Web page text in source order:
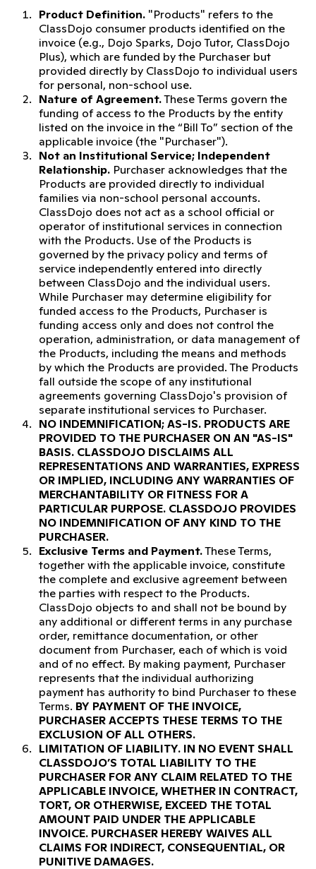
Product Definition. "Products" refers to the
ClassDojo consumer products identified on the
invoice (e.g., Dojo Sparks, Dojo Tutor, ClassDojo
Plus), which are funded by the Purchaser but
provided directly by ClassDojo to individual users
for personal, non-school use.
Nature of Agreement.These Terms govern the
funding of access to the Products by the entity
listed on the invoice in the “Bill To” section of the
applicable invoice (the "Purchaser").
Not an Institutional Service; Independent
Relationship. Purchaser acknowledges that the
Products are provided directly to individual
families via non-school personal accounts.
ClassDojo does not act as a school official or
operator of institutional services in connection
with the Products. Use of the Products is
governed by the privacy policy and terms of
service independently entered into directly
between ClassDojo and the individual users.
While Purchaser may determine eligibility for
funded access to the Products, Purchaser is
funding access only and does not control the
operation, administration, or data management of
the Products, including the means and methods
by which the Products are provided. The Products
fall outside the scope of any institutional
agreements governing ClassDojo's provision of
separate institutional services to Purchaser.
NO INDEMNIFICATION; AS-IS. PRODUCTS ARE
PROVIDED TO THE PURCHASER ON AN "AS-IS"
BASIS. CLASSDOJO DISCLAIMS ALL
REPRESENTATIONS AND WARRANTIES, EXPRESS
OR IMPLIED, INCLUDING ANY WARRANTIES OF
MERCHANTABILITY OR FITNESS FOR A
PARTICULAR PURPOSE. CLASSDOJO PROVIDES
NO INDEMNIFICATION OF ANY KIND TO THE
PURCHASER.
Exclusive Terms and Payment.These Terms,
together with the applicable invoice, constitute
the complete and exclusive agreement between
the parties with respect to the Products.
ClassDojo objects to and shall not be bound by
any additional or different terms in any purchase
order, remittance documentation, or other
document from Purchaser, each of which is void
and of no effect. By making payment, Purchaser
represents that the individual authorizing
payment has authority to bind Purchaser to these
Terms. BY PAYMENT OF THE INVOICE,
PURCHASER ACCEPTS THESE TERMS TO THE
EXCLUSION OF ALL OTHERS.
LIMITATION OF LIABILITY. IN NO EVENT SHALL
CLASSDOJO’S TOTAL LIABILITY TO THE
PURCHASER FOR ANY CLAIM RELATED TO THE
APPLICABLE INVOICE, WHETHER IN CONTRACT,
TORT, OR OTHERWISE, EXCEED THE TOTAL
AMOUNT PAID UNDER THE APPLICABLE
INVOICE. PURCHASER HEREBY WAIVES ALL
CLAIMS FOR INDIRECT, CONSEQUENTIAL, OR
PUNITIVE DAMAGES.